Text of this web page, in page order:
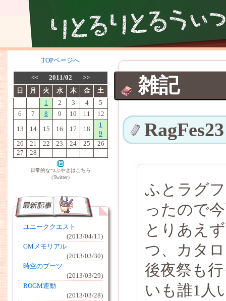
TOPページへ
<< 2011/02
>>
日
月 火 水 木 金
土
1
2 3 4
5
6
7 8 9 10 11 12
13 14 15 16 17 18
1
9
20
21 22 23 24 25
26
27
28
日常的なつぶやきはこちら
（Twitter）
ユニーククエスト
(2013/04/11)
GMメモリアル
(2013/03/30)
時空のブーツ
(2013/03/29)
ROGM連動
(2013/03/28)
雑記
RagFes23
ふとラグ
ったので
とりあえ
つ、カタ
後夜祭も
いも誰1人